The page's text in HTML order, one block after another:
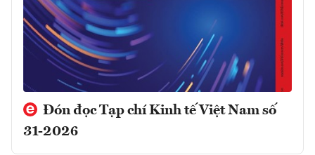
Đón đọc Tạp chí Kinh tế Việt Nam số
31-2026